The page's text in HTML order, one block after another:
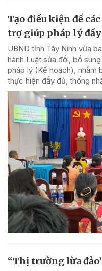
Tạo điều kiện để
trợ giúp pháp lý
UBND tỉnh Tây Ninh vừa
hành Luật sửa đổi, bổ
pháp lý (Kế hoạch), nhằm
thực hiện đầy đủ, thống
“Thị trường lừa